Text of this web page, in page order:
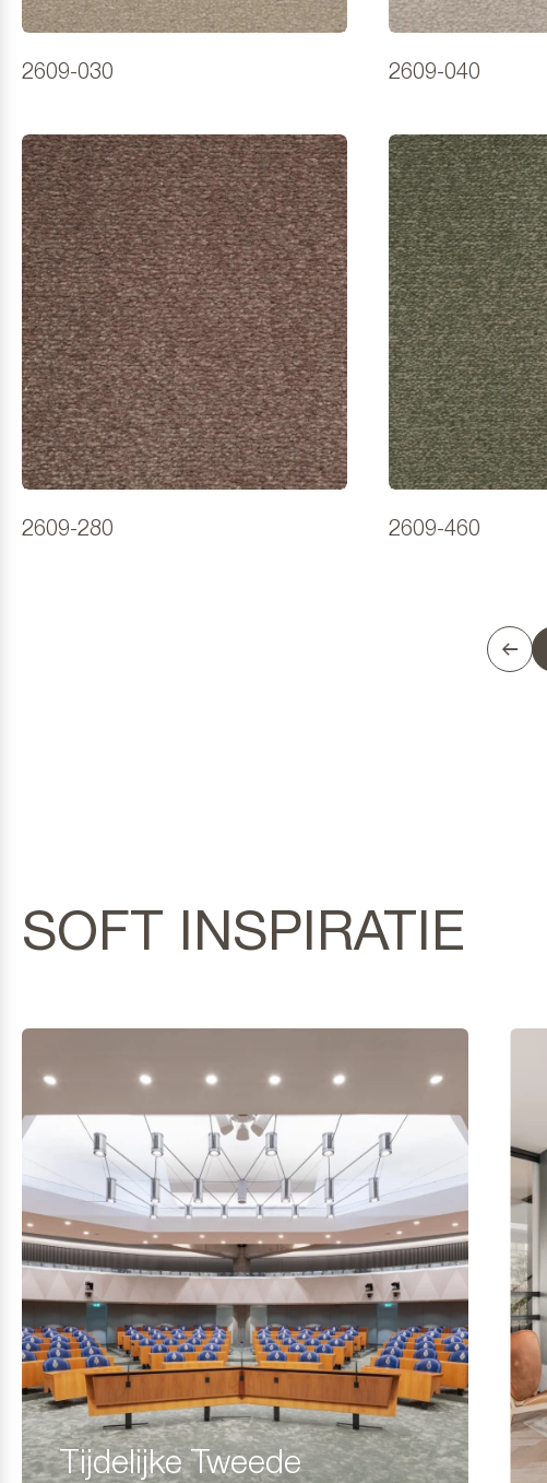
2609-030 2609-040
2609-280 2609-460
SOFT INSPIRATIE
Tijdelijke Tweede